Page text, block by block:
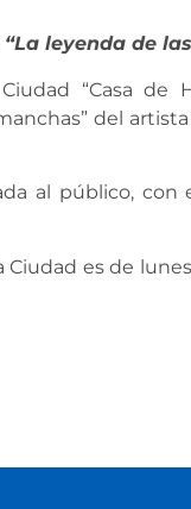
leyenda de
“Casa de
del
al público, con
es de